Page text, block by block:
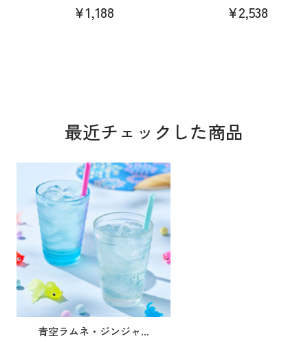
¥1,188 ¥2,538
最近チェックした商品
青空ラムネ・ジンジャ...